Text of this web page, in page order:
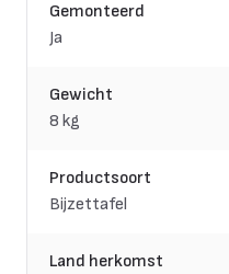
Gemonteerd
Ja
Gewicht
8 kg
Productsoort
Bijzettafel
Land herkomst